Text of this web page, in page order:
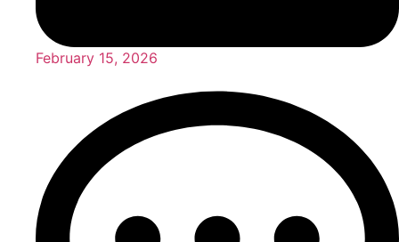
February 15, 2026